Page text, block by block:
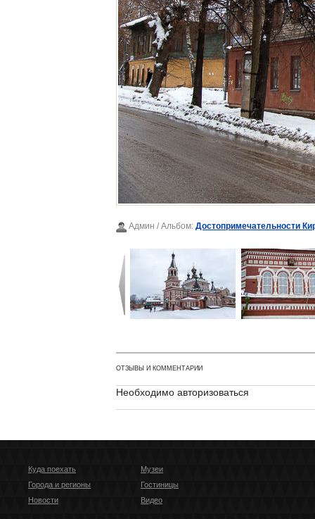
Админ / Альбом: Достопримечательности
ОТЗЫВЫ И КОММЕНТАРИИ
Необходимо авторизоваться
Куда поехать
Города и регионы
Новости
Музеи
Гостиницы
Видео